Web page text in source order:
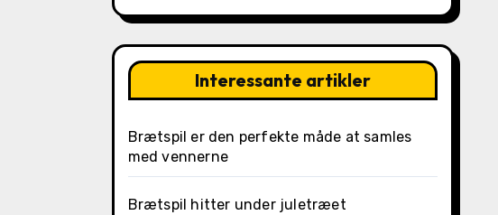
Interessante artikler
Brætspil er den perfekte måde at samles
med vennerne
Brætspil hitter under juletræet